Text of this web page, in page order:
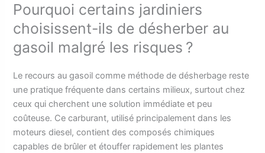
Pourquoi certains jardiniers
choisissent-ils de désherber au
gasoil malgré les risques ?
Le recours au gasoil comme méthode de désherbage reste
une pratique fréquente dans certains milieux, surtout chez
ceux qui cherchent une solution immédiate et peu
coûteuse. Ce carburant, utilisé principalement dans les
moteurs diesel, contient des composés chimiques
capables de brûler et étouffer rapidement les plantes